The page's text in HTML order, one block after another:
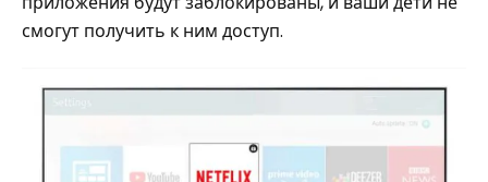
смогут получить к ним доступ.